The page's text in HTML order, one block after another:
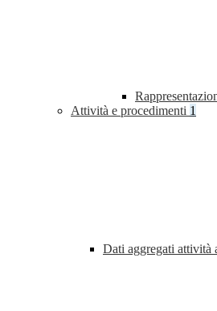
Attività e procedimenti 1
Dati aggregati attività